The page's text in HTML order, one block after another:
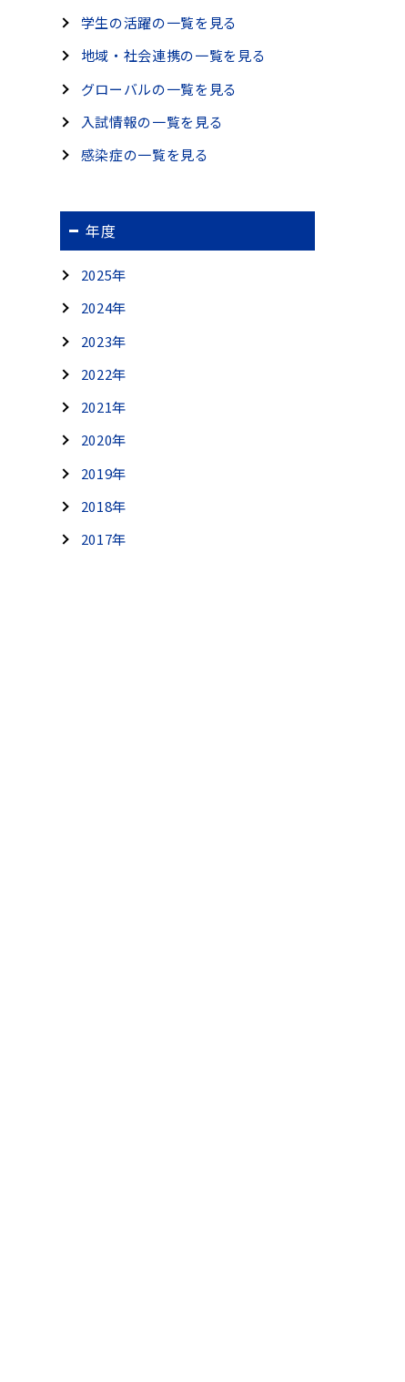
学生の活躍の一覧を見る
地域・社会連携の一覧を見る
グローバルの一覧を見る
入試情報の一覧を見る
感染症の一覧を見る
年度
2025年
2024年
2023年
2022年
2021年
2020年
2019年
2018年
2017年